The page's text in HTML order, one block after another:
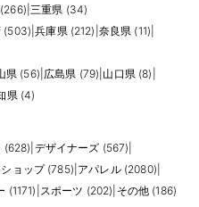
三重県 (34)
(503) |兵庫県 (212) 奈良県 (11)
県 (56) 広島県 (79) 山口県 (8)
県 (4)
(628) デザイナーズ (567)
ョップ (785) アパレル (2080)
(1171) スポーツ (202) その他 (186)